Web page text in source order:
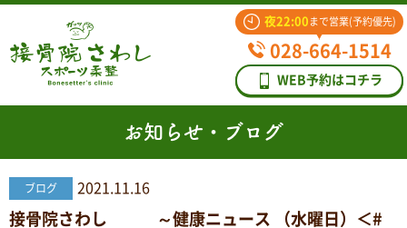
夜22:00 まで営業(予約優先)
028-664-1514
WEB予約はコチラ
お知らせ・ブログ
ブログ 2021.11.16
接骨院さわし ～健康ニュース （水曜日）＜#